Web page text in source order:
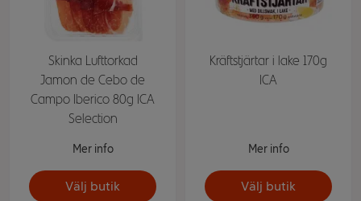
Skinka Lufttorkad
Jamon de Cebo de
Campo Iberico 80g ICA
Selection
Mer info
Välj butik
Kräftstjärtar i lake 170g
ICA
Mer info
Välj butik